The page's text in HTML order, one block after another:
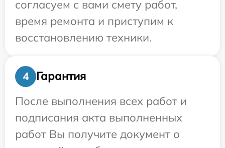
согласуем с вами смету работ,
время ремонта и приступим к
восстановлению техники.
4
Гарантия
После выполнения всех работ и
подписания акта выполненных
работ Вы получите документ о